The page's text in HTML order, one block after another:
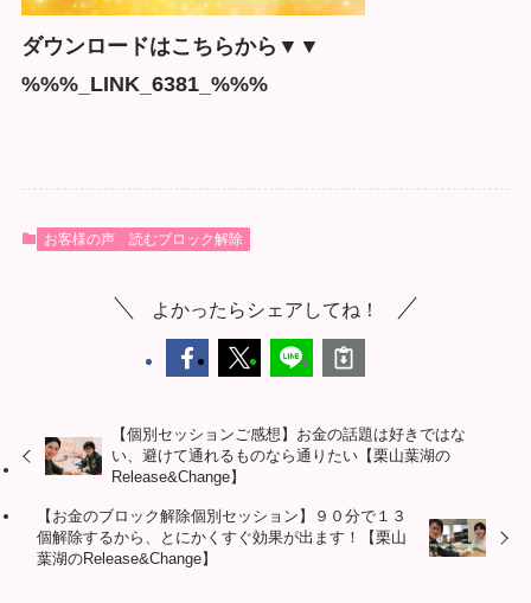
ダウンロードはこちらから▼▼
%%%_LINK_6381_%%%
お客様の声 読むブロック解除
よかったらシェアしてね！
【個別セッションご感想】お金の話題は好きではな
い、避けて通れるものなら通りたい【栗山葉湖の
Release&Change】
【お金のブロック解除個別セッション】９０分で１３
個解除するから、とにかくすぐ効果が出ます！【栗山
葉湖のRelease&Change】